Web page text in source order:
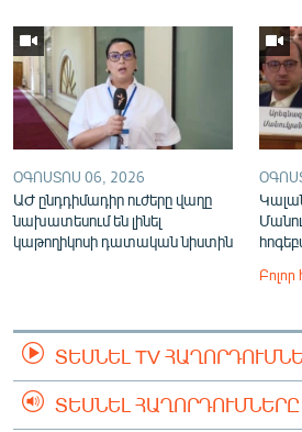
ՕԳՈՍՏՈՍ 06, 2026
ԱԺ ընդդիմադիր ուժերը վաղը
նախատեսում են լինել
կաթողիկոսի դատական նիստին
ՏԵՍՆԵԼ TV
ՏԵՍՆԵԼ ՀԱՂՈՐԴՈՒՄՆԵՐԸ